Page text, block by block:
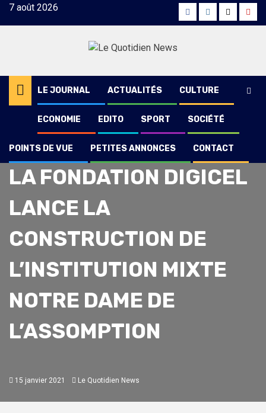
Skip7 août 2026 FacebookInstagram
Twitter
LE JOURNAL ACTUALITÉS CULTURE
ECONOMIE EDITO SPORT SOCIÉTÉ
POINTS DE VUE PETITES ANNONCES CONTACT
Société
LA FONDATION DIGICEL
LANCE LA
CONSTRUCTION DE
L’INSTITUTION MIXTE
NOTRE DAME DE
L’ASSOMPTION
15 janvier 2021 Le Quotidien News